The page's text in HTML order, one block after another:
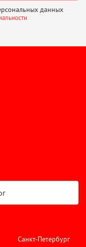
данных
Санкт-Петербург